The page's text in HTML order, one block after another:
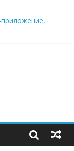
дронов и
вода с
трендом